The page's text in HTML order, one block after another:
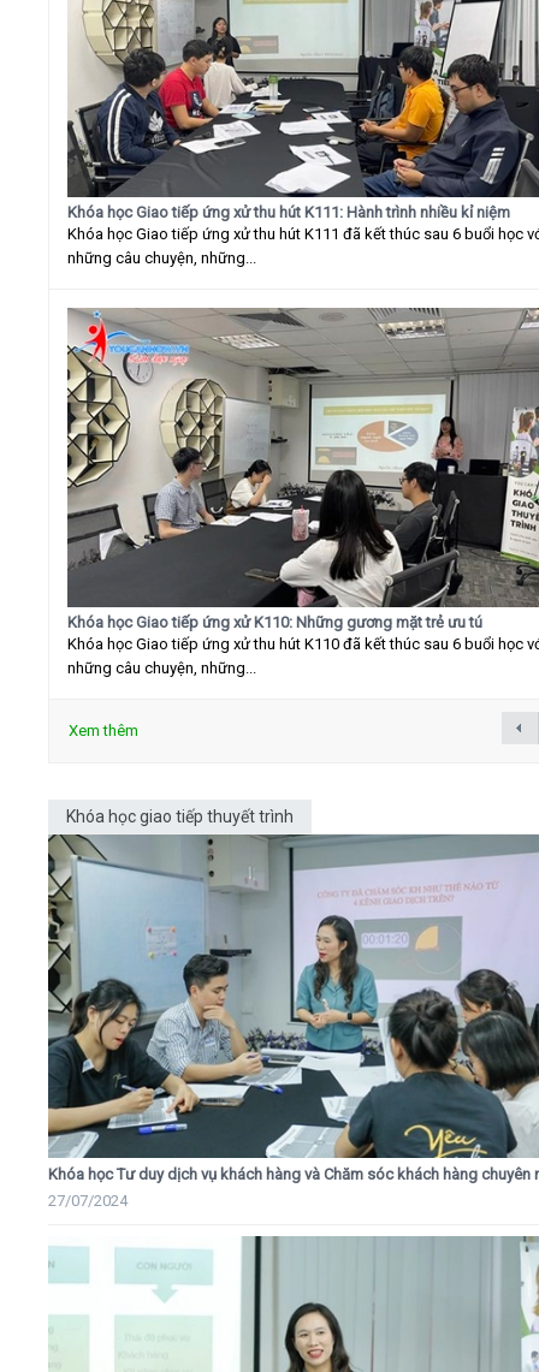
Khóa học Giao tiếp ứng xử thu hút K111: Hành trình nhiều kỉ niệm
Khóa học Giao tiếp ứng xử thu hút K111 đã kết thúc sau 6 buổi học
những câu chuyện, những...
Khóa học Giao tiếp ứng xử K110: Những gương mặt trẻ ưu tú
Khóa học Giao tiếp ứng xử thu hút K110 đã kết thúc sau 6 buổi học
những câu chuyện, những...
Xem thêm
Khóa học giao tiếp thuyết trình
Khóa học Tư duy dịch vụ khách hàng và Chăm sóc khách hàng chuyên
27/07/2024